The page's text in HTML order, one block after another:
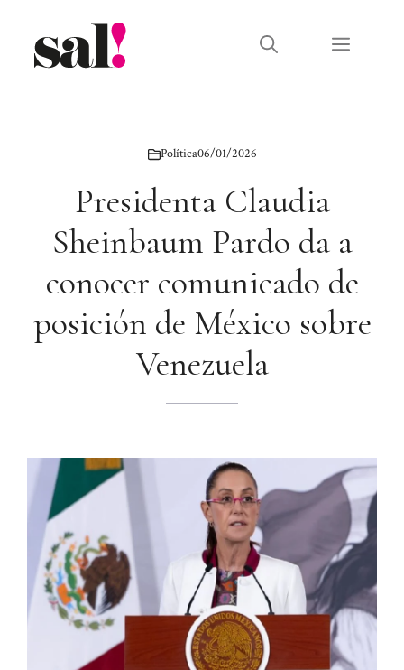
contenido
Menú
Política06/01/2026
Presidenta Claudia
Sheinbaum Pardo da a
conocer comunicado de
posición de México sobre
Venezuela